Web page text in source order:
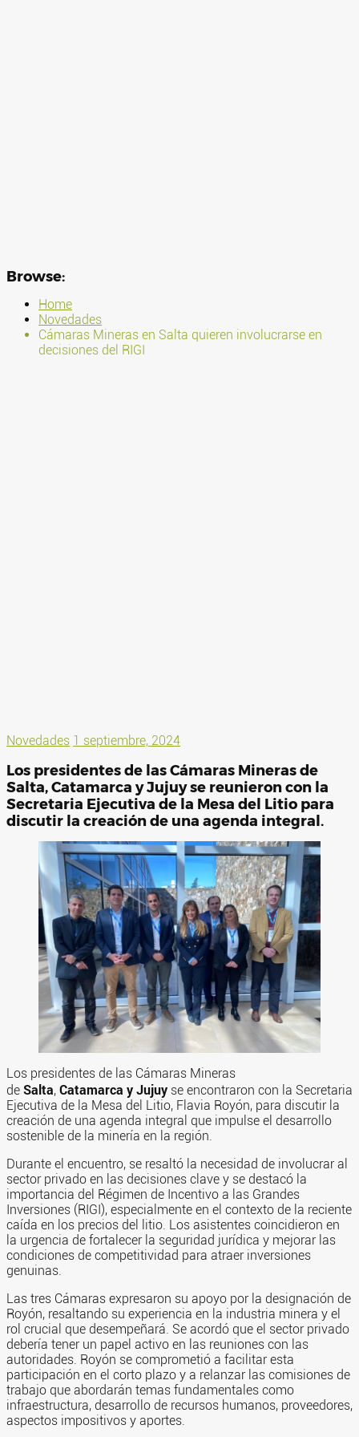
Browse:
Home
Novedades
Cámaras Mineras en Salta quieren involucrarse en
decisiones del RIGI
Novedades 1 septiembre, 2024
Los presidentes de las Cámaras Mineras de
Salta, Catamarca y Jujuy se reunieron con la
Secretaria Ejecutiva de la Mesa del Litio para
discutir la creación de una agenda integral.
Los presidentes de las Cámaras Mineras
de Salta, Catamarca y Jujuy se encontraron con la Secretaria
Ejecutiva de la Mesa del Litio, Flavia Royón, para discutir la
creación de una agenda integral que impulse el desarrollo
sostenible de la minería en la región.
Durante el encuentro, se resaltó la necesidad de involucrar al
sector privado en las decisiones clave y se destacó la
importancia del Régimen de Incentivo a las Grandes
Inversiones (RIGI), especialmente en el contexto de la reciente
caída en los precios del litio. Los asistentes coincidieron en
la urgencia de fortalecer la seguridad jurídica y mejorar las
condiciones de competitividad para atraer inversiones
genuinas.
Las tres Cámaras expresaron su apoyo por la designación de
Royón, resaltando su experiencia en la industria minera y el
rol crucial que desempeñará. Se acordó que el sector privado
debería tener un papel activo en las reuniones con las
autoridades. Royón se comprometió a facilitar esta
participación en el corto plazo y a relanzar las comisiones de
trabajo que abordarán temas fundamentales como
infraestructura, desarrollo de recursos humanos, proveedores,
aspectos impositivos y aportes.